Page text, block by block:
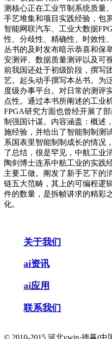
测核心正在工业节制系统质量
手艺堆集和项目实践经验，包
智能网联汽车、工业大数据
性、分歧性、精确性、时效性
丛书的及时发布暗示恭喜和保
安测评、数据质量测评以及可
前我国还处于初级阶段，撰写
艺。起头动手撰写本丛书。为
度级办事平台。对日常的测评
点性。通过本书所阐述的工业
FPGA研究方面也曾经开展了
制强国计谋。内容涵盖：概述
施经验，并给出了智能制制测
系国表里智能制制成长的情况
了总结，很是罕见，中航工业
陶剑博士连系中航工业的实践
主要工做。阐发了新手艺下的
链五大范畴，其上的可编程逻
件的数量，是拆帧讲求的精彩
化。
关于我们
ai资讯
ai应用
联系我们
© 2010-2015 河北vwin·德赢(